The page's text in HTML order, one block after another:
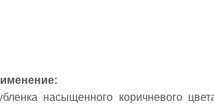
насыщенного коричневого